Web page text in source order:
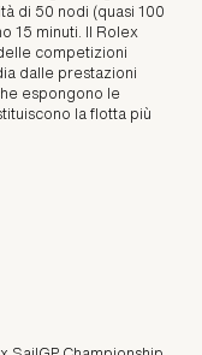
di 50 nodi (quasi 100
15 minuti. Il Rolex
competizioni
dalle prestazioni
espongono le
la flotta più